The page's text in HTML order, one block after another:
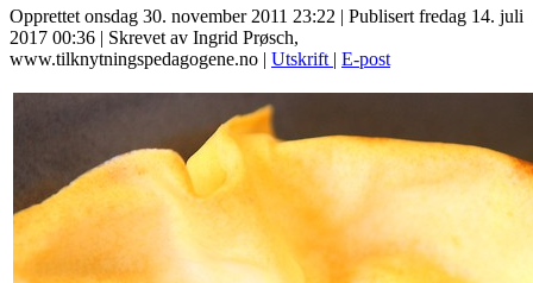
Opprettet onsdag 30. november 2011 23:22 | Publisert fredag 14. juli
2017 00:36 | Skrevet av Ingrid Prøsch,
www.tilknytningspedagogene.no | Utskrift | E-post